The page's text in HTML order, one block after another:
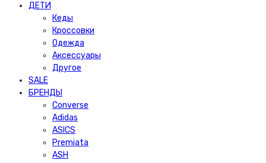
ДЕТИ
Кеды
Кроссовки
Одежда
Аксессуары
Другое
SALE
БРЕНДЫ
Converse
Adidas
ASICS
Premiata
ASH